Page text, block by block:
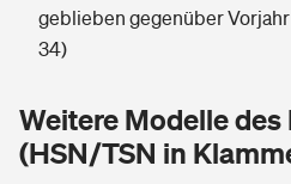
Tools
Wer versichert was: Jetzt
Handyversicherung
Musikinstrumentenversicherung
Sie haben Fragen?
Rentenrechner: Wie viel Geld
geblieben gegenüber Vorjahr
34)
Weitere Modelle des
(HSN/TSN in